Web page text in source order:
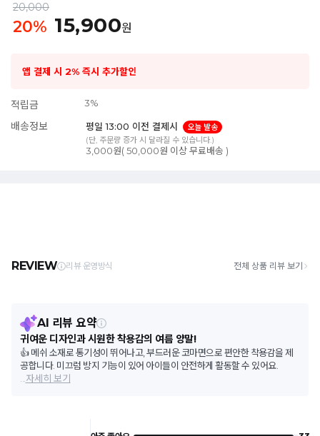
20,000
20% 15,900원
앱 결제 시 2% 즉시 추가할인
적립금 3%
배송정보 평일 13:00 이전 결제시
오늘 발송
(단, 주문량 증가 시 달라질 수 있습니다.)
3,000원( 50,000원 이상 무료배송 )